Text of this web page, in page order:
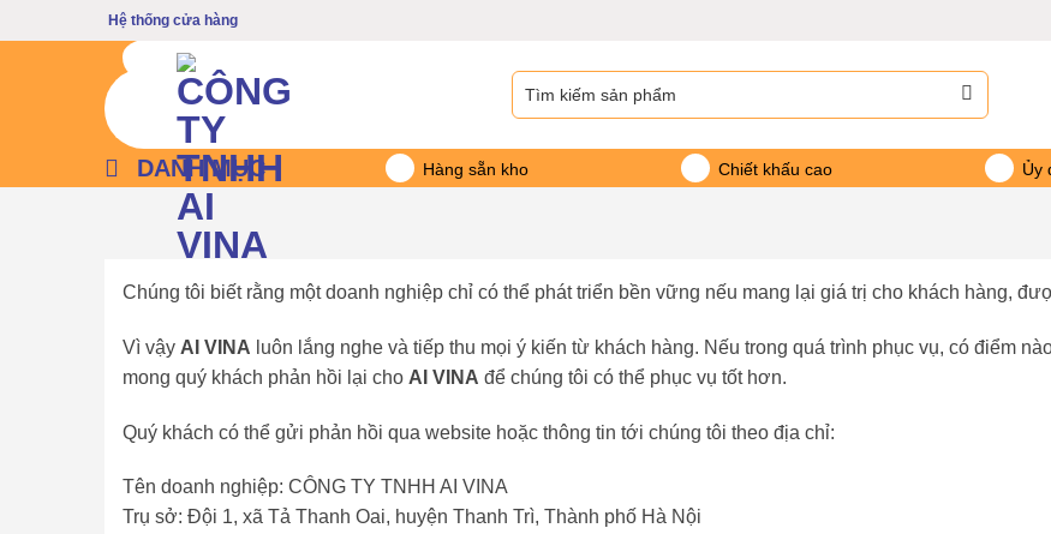
qua
Hệ thống cửa hàng
Tìm
kiếm:
DANH MỤC Hàng sẵn kho Chiết khấu cao Ủy
Chúng tôi biết rằng một doanh nghiệp chỉ có thể phát triển bền vững nếu mang lại giá trị cho khách hàng,
Vì vậy AI VINA luôn lắng nghe và tiếp thu mọi ý kiến từ khách hàng. Nếu trong quá trình phục vụ, có điểm
mong quý khách phản hồi lại cho AI VINA để chúng tôi có thể phục vụ tốt hơn.
Quý khách có thể gửi phản hồi qua website hoặc thông tin tới chúng tôi theo địa chỉ:
Tên doanh nghiệp: CÔNG TY TNHH AI VINA
Trụ sở: Đội 1, xã Tả Thanh Oai, huyện Thanh Trì, Thành phố Hà Nội